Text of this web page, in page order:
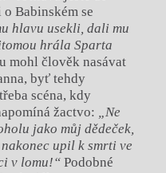
Babinském se
hlavu usekli, dali mu
hrála Sparta
mohl člověk nasávat
byť tehdy
scéna, kdy
žactvo:
„Ne
jako můj dědeček,
upil k smrti ve
v lomu!“Podobné